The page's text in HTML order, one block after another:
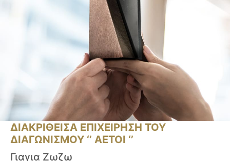
ΔΙΑΚΡΙΘΕΙΣΑ ΕΠΙΧΕΙΡΗΣΗ ΤΟΥ
ΔΙΑΓΩΝΙΣΜΟΥ ‘’ ΑΕΤΟΙ ‘’
Γιαγια Ζωζω